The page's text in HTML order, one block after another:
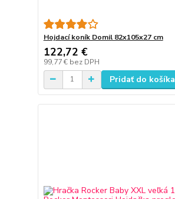
Hojdací koník Domil 82x105x27 cm
122,72 €
99,77 € bez DPH
Pridať do košíka